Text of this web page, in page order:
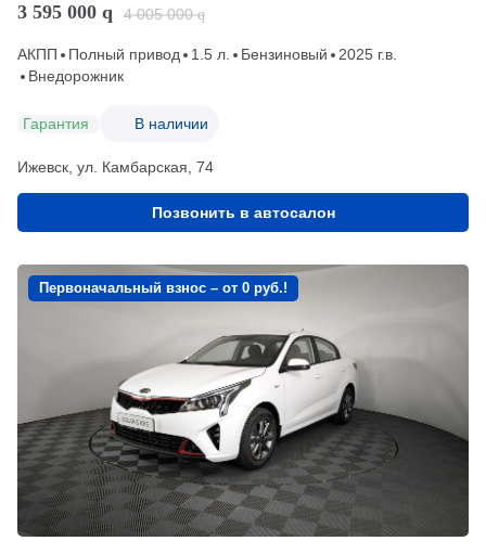
3 595 000 q 4 005 000 q
АКПП Полный привод 1.5 л. Бензиновый
2025 г.в.
Внедорожник
Гарантия В наличии
Ижевск, ул. Камбарская, 74
Позвонить в автосалон
Первоначальный взнос – от 0 руб.!